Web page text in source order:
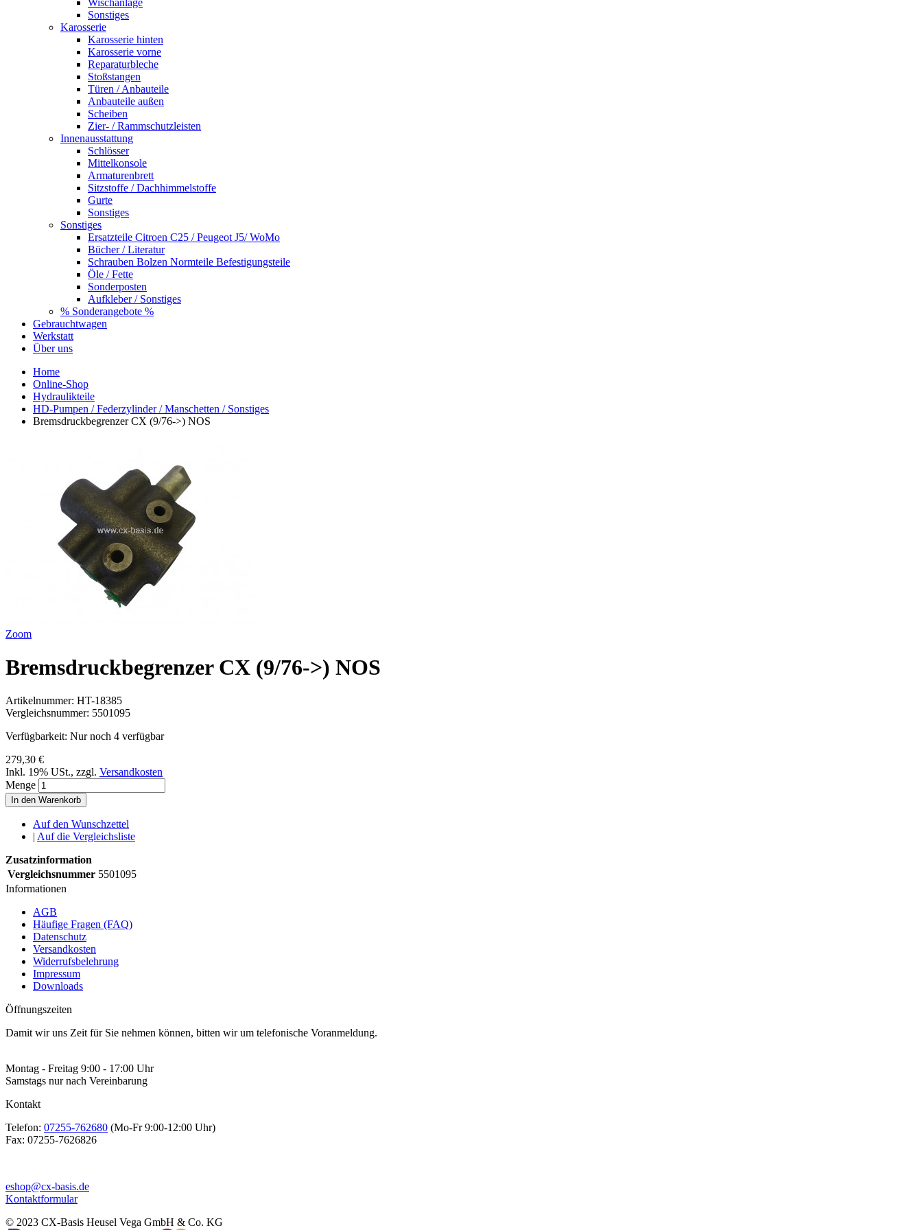
Sonstiges
Karosserie
Karosserie hinten
Karosserie vorne
Reparaturbleche
Stoßstangen
Türen / Anbauteile
Anbauteile außen
Scheiben
Zier- / Rammschutzleisten
Innenausstattung
Schlösser
Mittelkonsole
Armaturenbrett
Sitzstoffe / Dachhimmelstoffe
Gurte
Sonstiges
Sonstiges
Ersatzteile Citroen C25 / Peugeot J5/ WoMo
Bücher / Literatur
Schrauben Bolzen Normteile Befestigungsteile
Öle / Fette
Sonderposten
Aufkleber / Sonstiges
% Sonderangebote %
Gebrauchtwagen
Werkstatt
Über uns
Home
Online-Shop
Hydraulikteile
HD-Pumpen / Federzylinder / Manschetten / Sonstiges
Bremsdruckbegrenzer CX (9/76->) NOS
Zoom
Bremsdruckbegrenzer CX (9/76->) NOS
Artikelnummer: HT-18385
Vergleichsnummer: 5501095
Verfügbarkeit: Nur noch 4 verfügbar
279,30 €
Inkl. 19% USt., zzgl. Versandkosten
Menge
In den Warenkorb
Auf den Wunschzettel
| Auf die Vergleichsliste
Zusatzinformation
Vergleichsnummer 5501095
Informationen
AGB
Häufige Fragen (FAQ)
Datenschutz
Versandkosten
Widerrufsbelehrung
Impressum
Downloads
Öffnungszeiten
Damit wir uns Zeit für Sie nehmen können, bitten wir um telefonische Voranmeldung.
Montag - Freitag 9:00 - 17:00 Uhr
Samstags nur nach Vereinbarung
Kontakt
Telefon: 07255-762680 (Mo-Fr 9:00-12:00 Uhr)
Fax: 07255-7626826
eshop@cx-basis.de
Kontaktformular
© 2023 CX-Basis Heusel Vega GmbH & Co. KG